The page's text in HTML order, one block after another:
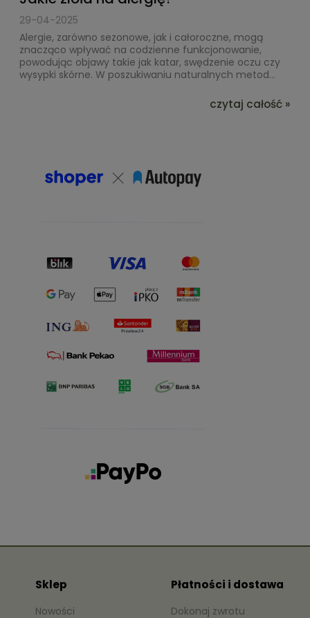
29-04-2025
Alergie, zarówno sezonowe, jak i całoroczne, mogą
znacząco wpływać na codzienne funkcjonowanie,
powodując objawy takie jak katar, swędzenie oczu czy
wysypki skórne. W poszukiwaniu naturalnych metod...
czytaj całość »
Sklep
Nowości
Płatności i dostawa
Dokonaj zwrotu